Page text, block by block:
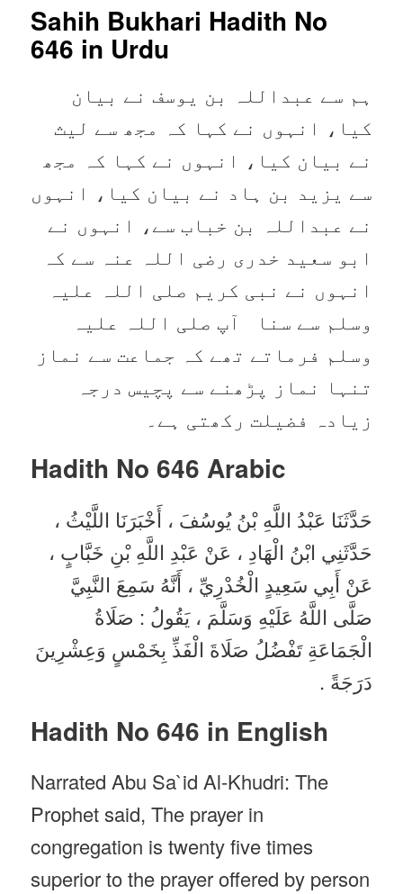
Sahih Bukhari Hadith No
646 in Urdu
ہم سے عبداللہ بن یوسف نے بیان
کیا، انہوں نے کہا کہ مجھ سے لیث
نے بیان کیا، انہوں نے کہا کہ مجھ
سے یزید بن ہاد نے بیان کیا، انہوں
نے عبداللہ بن خباب سے، انہوں نے
ابو سعید خدری رضی اللہ عنہ سے کہ
انہوں نے نبی کریم صلی اللہ علیہ
وسلم سے سنا آپ صلی اللہ علیہ
وسلم فرماتے تھے کہ جماعت سے نماز
تنہا نماز پڑھنے سے پچیس درجہ
زیادہ فضیلت رکھتی ہے۔
Hadith No 646 Arabic
حَدَّثَنَا عَبْدُ اللَّهِ بْنُ يُوسُفَ ، أَخْبَرَنَا اللَّيْثُ ،
حَدَّثَنِي ابْنُ الْهَادِ ، عَنْ عَبْدِ اللَّهِ بْنِ خَبَّابٍ ،
عَنْ أَبِي سَعِيدٍ الْخُدْرِيِّ ، أَنَّهُ سَمِعَ النَّبِيَّ
صَلَّى اللَّهُ عَلَيْهِ وَسَلَّمَ ، يَقُولُ : صَلَاةُ
الْجَمَاعَةِ تَفْضُلُ صَلَاةَ الْفَذِّ بِخَمْسٍ وَعِشْرِينَ
دَرَجَةً .
Hadith No 646 in English
Narrated Abu Sa`id Al-Khudri: The
Prophet said, The prayer in
congregation is twenty five times
superior to the prayer offered by person